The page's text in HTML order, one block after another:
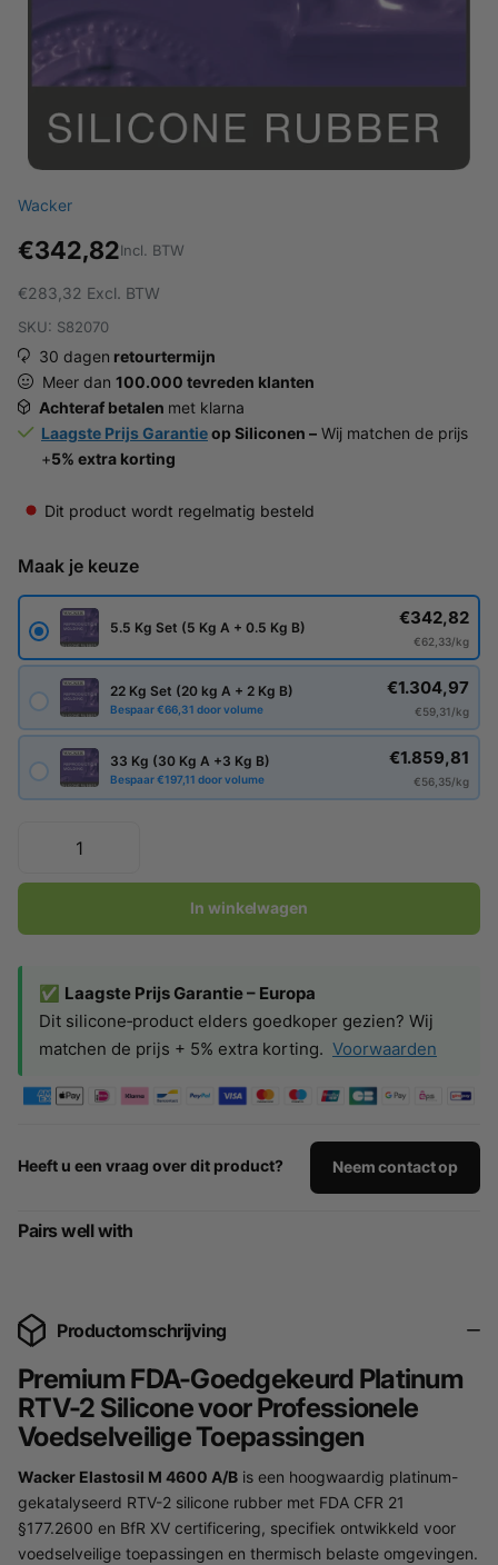
Wacker
€342,82Incl. BTW
€283,32 Excl. BTW
SKU: S82070
30 dagen retourtermijn
Meer dan 100.000 tevreden klanten
Achteraf betalen met klarna
Laagste Prijs Garantieop Siliconen – Wij matchen de prijs
+5% extra korting
Dit product wordt regelmatig besteld
Maak je keuze
5.5 Kg Set (5 Kg A + 0.5 Kg B) €342,82
€62,33/kg
22 Kg Set (20 kg A + 2 Kg B)
Bespaar €66,31 door volume
€1.304,97
€59,31/kg
33 Kg (30 Kg A +3 Kg B)
Bespaar €197,11 door volume
€1.859,81
€56,35/kg
In winkelwagen
✅ Laagste Prijs Garantie – Europa
Dit silicone‑product elders goedkoper gezien? Wij
matchen de prijs + 5% extra korting. Voorwaarden
Heeft u een vraag over dit product? Neem contact op
Pairs well with
Productomschrijving
Premium FDA-Goedgekeurd Platinum
RTV-2 Silicone voor Professionele
Voedselveilige Toepassingen
Wacker Elastosil M 4600 A/B is een hoogwaardig platinum-
gekatalyseerd RTV-2 silicone rubber met FDA CFR 21
§177.2600 en BfR XV certificering, specifiek ontwikkeld voor
voedselveilige toepassingen en thermisch belaste omgevingen.